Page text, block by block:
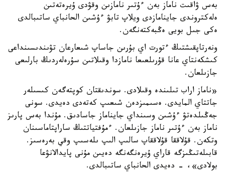
بەس ۋاقىت ناماز بەن ءۇتىر نامازىن وقۋدى ۇيرەتەتىن
ەلەكتروندى جاينامازدى ويلاپ تابۋ ءۇشىن الحانباي ساتىبالدى
ەكى جىل بويى ەڭبەكتەنگەن.
ونەرتاپقىشتىڭ ءتورت اي بۇرىن جاساپ شىعارعان تۋىندىسىنداعى
كىشكەنتاي عانا قۇرىلعىعا نامازدا وقىلاتىن سۇرەلەردىڭ بارلىعى
جازىلعان.
«ناماز اراب تىلىندە وقىلادى. سوندىقتان كوپتەگەن كىسىلەر
جاتتاي المايدى. ەسىمىزدەن شىعىپ كەتەدى دەيدى. سونى
جەڭىلدەتۋ ءۇشىن وسىنداي جايناماز جاسادىق. مۇندا بەس پارىز
ناماز بەن ءۇتىر ناماز جازىلعان. ءمۇفتياتتىڭ ساراپتاماسىنان
وتكەن. قۇلاققا قۇلاققاپ سالىپ الىپ ىلەسىپ وقي بەرەسىز.
قابىلەتىڭىزگە قاراي ۇيرەنگەنگە دەيىن مۇنى پايدالانۋعا
بولادى»، - دەيدى الحانباي ساتىبالدى.